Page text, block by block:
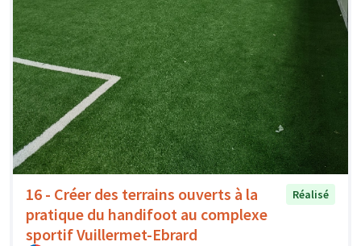
16 - Créer des terrains ouverts à la
pratique du handifoot au complexe
sportif Vuillermet-Ebrard
Réalisé